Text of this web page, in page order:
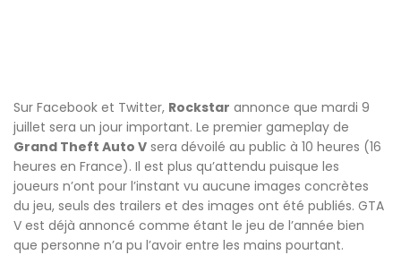
Sur Facebook et Twitter, Rockstar annonce que mardi 9
juillet sera un jour important. Le premier gameplay de
Grand Theft Auto V sera dévoilé au public à 10 heures (16
heures en France). Il est plus qu’attendu puisque les
joueurs n’ont pour l’instant vu aucune images concrètes
du jeu, seuls des trailers et des images ont été publiés. GTA
V est déjà annoncé comme étant le jeu de l’année bien
que personne n’a pu l’avoir entre les mains pourtant.